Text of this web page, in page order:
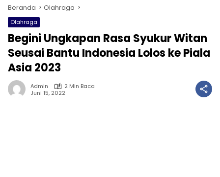
Beranda Olahraga
Olahraga
Begini Ungkapan Rasa Syukur Witan
Seusai Bantu Indonesia Lolos ke Piala
Asia 2023
Admin
2 Min Baca
Juni 15, 2022